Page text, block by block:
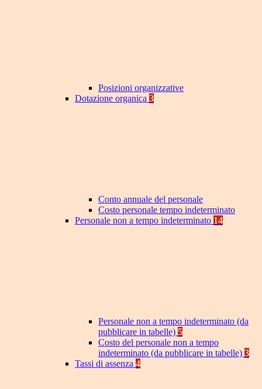
Posizioni organizzative
Dotazione organica 3
Conto annuale del personale
Costo personale tempo indeterminato
Personale non a tempo indeterminato 14
Personale non a tempo indeterminato (da
pubblicare in tabelle) 5
Costo del personale non a tempo
indeterminato (da pubblicare in tabelle) 3
Tassi di assenza 4